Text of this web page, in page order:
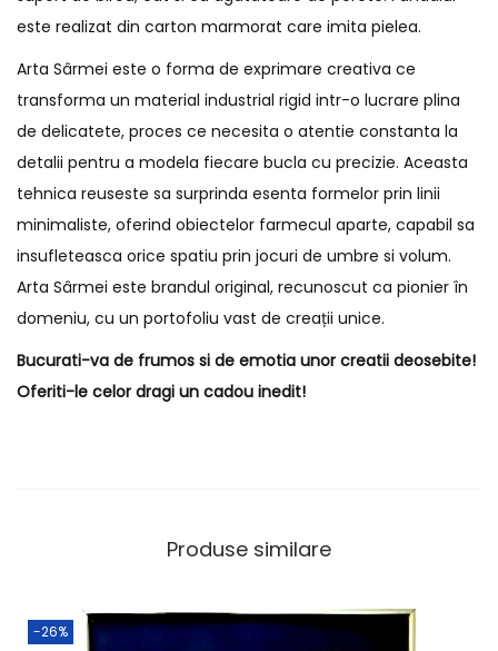
este realizat din carton marmorat care imita pielea.
Arta Sârmei este o forma de exprimare creativa ce
transforma un material industrial rigid intr-o lucrare plina
de delicatete, proces ce necesita o atentie constanta la
detalii pentru a modela fiecare bucla cu precizie. Aceasta
tehnica reuseste sa surprinda esenta formelor prin linii
minimaliste, oferind obiectelor farmecul aparte, capabil sa
insufleteasca orice spatiu prin jocuri de umbre si volum.
Arta Sârmei este brandul original, recunoscut ca pionier în
domeniu, cu un portofoliu vast de creații unice.
Bucurati-va de frumos si de emotia unor creatii deosebite!
Oferiti-le celor dragi un cadou inedit!
Produse similare
-26%